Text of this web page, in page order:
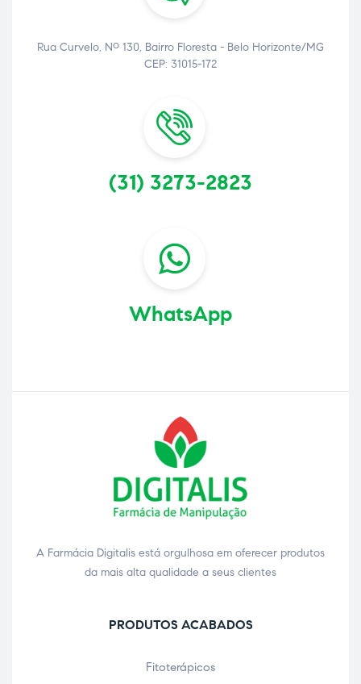
Rua Curvelo, Nº 130, Bairro Floresta - Belo Horizonte/MG
CEP: 31015-172
(31) 3273-2823
WhatsApp
A Farmácia Digitalis está orgulhosa em oferecer produtos
da mais alta qualidade a seus clientes
PRODUTOS ACABADOS
Fitoterápicos